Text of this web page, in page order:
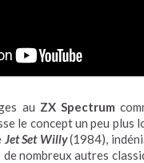
au ZX Spectrum
le concept un peu plus
Jet Set Willy(1984),
nombreux autres